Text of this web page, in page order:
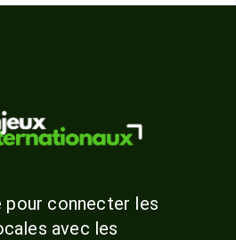
pour connecter les
avec les